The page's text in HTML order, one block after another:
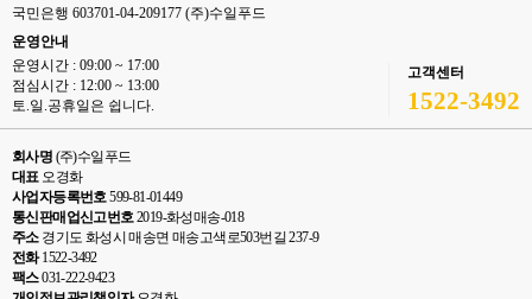
국민은행 603701-04-209177 (주)수일푸드
운영안내
운영시간 : 09:00 ~ 17:00
점심시간 : 12:00 ~ 13:00
토.일.공휴일은 쉽니다.
고객센터
1522-3492
회사명 (주)수일푸드
대표오경화
사업자등록번호599-81-01449
통신판매업신고번호2019-화성매송-018
주소경기도 화성시 매송면 매송고색로503번길 237-9
전화1522-3492
팩스031-222-9423